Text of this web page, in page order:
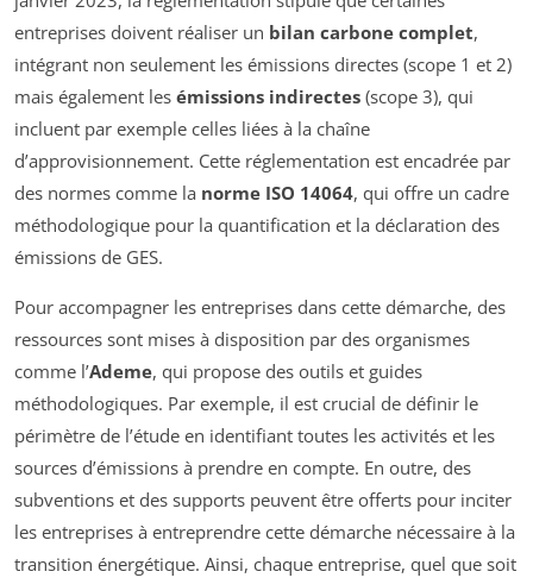
entreprises doivent réaliser un bilan carbone complet,
intégrant non seulement les émissions directes (scope 1 et 2)
mais également les émissions indirectes (scope 3), qui
incluent par exemple celles liées à la chaîne
d’approvisionnement. Cette réglementation est encadrée par
des normes comme la norme ISO 14064, qui offre un cadre
méthodologique pour la quantification et la déclaration des
émissions de GES.
Pour accompagner les entreprises dans cette démarche, des
ressources sont mises à disposition par des organismes
comme l’Ademe, qui propose des outils et guides
méthodologiques. Par exemple, il est crucial de définir le
périmètre de l’étude en identifiant toutes les activités et les
sources d’émissions à prendre en compte. En outre, des
subventions et des supports peuvent être offerts pour inciter
les entreprises à entreprendre cette démarche nécessaire à la
transition énergétique. Ainsi, chaque entreprise, quel que soit